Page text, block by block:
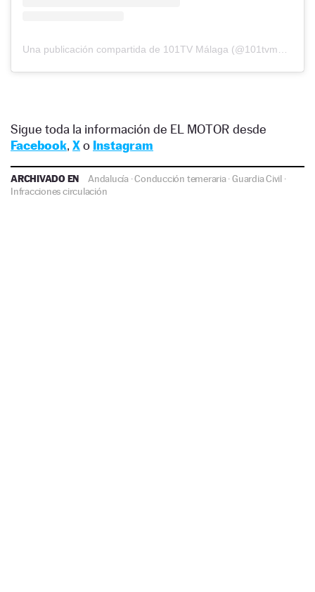
Una publicación compartida de 101TV Málaga (@101tvmalaga)
Sigue toda la información de EL MOTOR desde
Facebook, Xo Instagram
ARCHIVADO EN Andalucía·Conducción temeraria·Guardia Civil ·
Infracciones circulación